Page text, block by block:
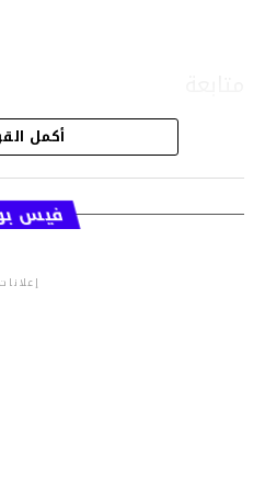
قسم الاخبار
أكمل
فيس
إعلانات